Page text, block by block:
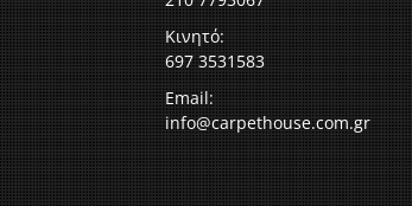
Κινητό:
697 3531583
Email:
info@carpethouse.com.gr